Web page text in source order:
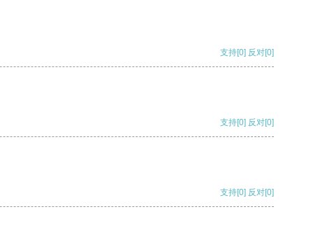
支持[0] 反对[0]
支持[0] 反对[0]
支持[0] 反对[0]